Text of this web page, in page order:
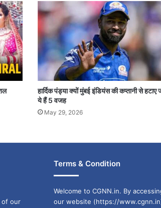
हार्दिक पंड्या क्यों मुंबई इंडियंस की कप्तानी से हटाए
ये हैं 5 वजह
May 29, 2026
of our
Terms & Condition
Welcome to CGNN.in. By
our website (https://